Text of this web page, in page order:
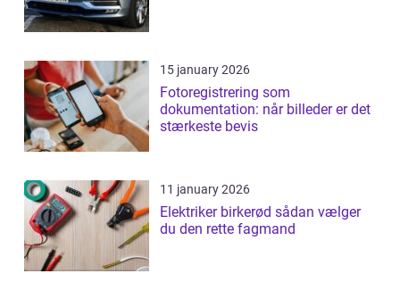
15 january 2026
Fotoregistrering som
dokumentation: når billeder er det
stærkeste bevis
11 january 2026
Elektriker birkerød sådan vælger
du den rette fagmand